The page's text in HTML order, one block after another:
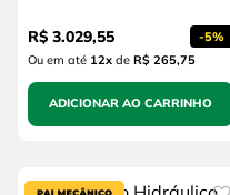
R$ 3.029,55 -5%
Ou em até 12xde R$ 265,75
ADICIONAR AO CARRINHO